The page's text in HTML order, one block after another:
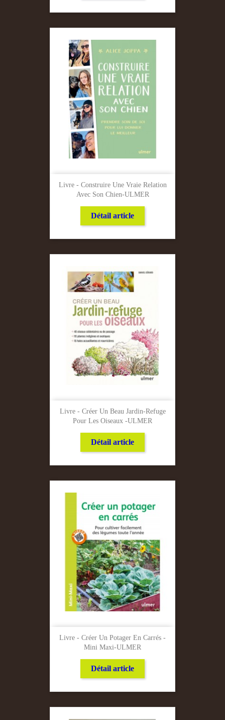
Livre - Construire Une Vraie Relation
Avec Son Chien-ULMER
Détail article
Livre - Créer Un Beau Jardin-Refuge
Pour Les Oiseaux -ULMER
Détail article
Livre - Créer Un Potager En Carrés -
Mini Maxi-ULMER
Détail article